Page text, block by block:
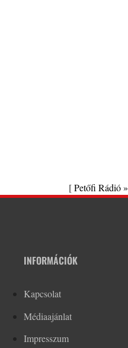
[Petőfi Rádió »
INFORMÁCIÓK
Kapcsolat
Médiaajánlat
Impresszum